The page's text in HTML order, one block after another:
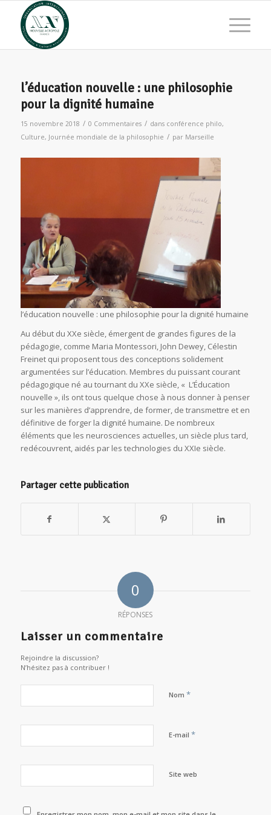
l’éducation nouvelle : une philosophie
pour la dignité humaine
15 novembre 2018 / 0 Commentaires / dans conférence philo,
Culture, Journée mondiale de la philosophie / par Marseille
l’éducation nouvelle : une philosophie pour la dignité humaine
Au début du XXe siècle, émergent de grandes figures de la
pédagogie, comme Maria Montessori, John Dewey, Célestin
Freinet qui proposent tous des conceptions solidement
argumentées sur l’éducation. Membres du puissant courant
pédagogique né au tournant du XXe siècle, « L’Éducation
nouvelle », ils ont tous quelque chose à nous donner à penser
sur les manières d’apprendre, de former, de transmettre et en
définitive de forger la dignité humaine. De nombreux
éléments que les neurosciences actuelles, un siècle plus tard,
redécouvrent, aidés par les technologies du XXIe siècle.
Partager cette publication
0
RÉPONSES
Laisser un commentaire
Rejoindre la discussion?
N’hésitez pas à contribuer !
Nom *
E-mail *
Site web